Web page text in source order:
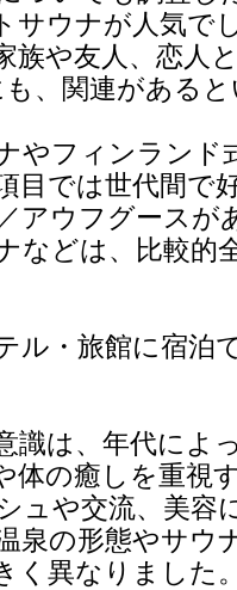
サウナが人気で
族や友人、恋人
、関連がある
やフィンランド
目では世代間で
アウフグースが
などは、比較的
ル・旅館に宿泊
識は、年代によ
体の癒しを重視
ュや交流、美容
泉の形態やサウ
く異なりました